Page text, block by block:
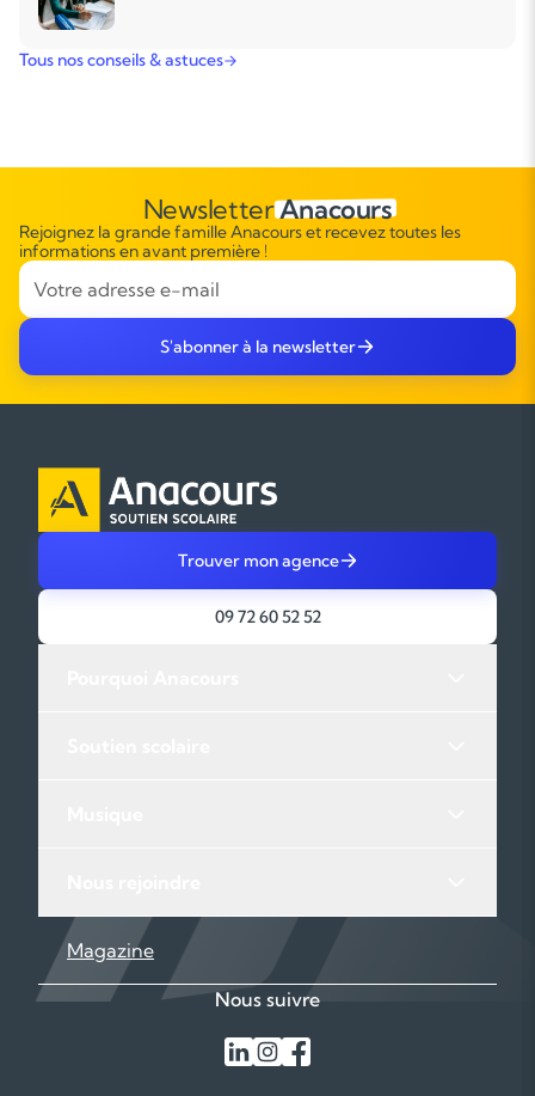
Tous nos conseils & astuces
NewsletterAnacours
Rejoignez la grande famille Anacours et recevez toutes les
informations en avant première !
S'abonner à la newsletter
Trouver mon agence
09 72 60 52 52
Magazine
Nous suivre